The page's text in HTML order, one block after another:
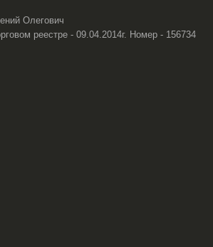
Олегович
реестре - 09.04.2014г. Номер - 156734